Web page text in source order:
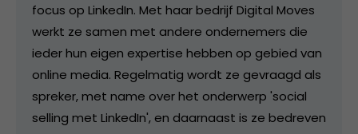
focus op LinkedIn. Met haar bedrijf Digital Moves
werkt ze samen met andere ondernemers die
ieder hun eigen expertise hebben op gebied van
online media. Regelmatig wordt ze gevraagd als
spreker, met name over het onderwerp 'social
selling met LinkedIn', en daarnaast is ze bedreven